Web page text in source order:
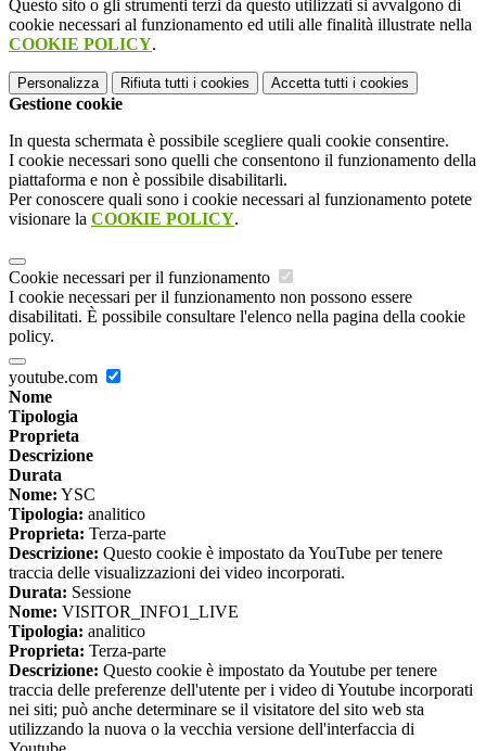
Questo sito o gli strumenti terzi da questo utilizzati si avvalgono di
cookie necessari al funzionamento ed utili alle finalità illustrate nella
COOKIE POLICY.
Personalizza Rifiuta tutti i cookies Accetta tutti i cookies
Gestione cookie
In questa schermata è possibile scegliere quali cookie consentire.
I cookie necessari sono quelli che consentono il funzionamento della
piattaforma e non è possibile disabilitarli.
Per conoscere quali sono i cookie necessari al funzionamento potete
visionare la COOKIE POLICY.
Cookie necessari per il funzionamento
I cookie necessari per il funzionamento non possono essere
disabilitati. È possibile consultare l'elenco nella pagina della cookie
policy.
youtube.com
Nome
Tipologia
Proprieta
Descrizione
Durata
Nome: YSC
Tipologia: analitico
Proprieta: Terza-parte
Descrizione: Questo cookie è impostato da YouTube per tenere
traccia delle visualizzazioni dei video incorporati.
Durata: Sessione
Nome: VISITOR_INFO1_LIVE
Tipologia: analitico
Proprieta: Terza-parte
Descrizione: Questo cookie è impostato da Youtube per tenere
traccia delle preferenze dell'utente per i video di Youtube incorporati
nei siti; può anche determinare se il visitatore del sito web sta
utilizzando la nuova o la vecchia versione dell'interfaccia di